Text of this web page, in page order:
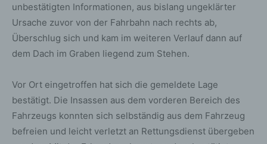
unbestätigten Informationen, aus bislang ungeklärter
Ursache zuvor von der Fahrbahn nach rechts ab,
Überschlug sich und kam im weiteren Verlauf dann auf
dem Dach im Graben liegend zum Stehen.
Vor Ort eingetroffen hat sich die gemeldete Lage
bestätigt. Die Insassen aus dem vorderen Bereich des
Fahrzeugs konnten sich selbständig aus dem Fahrzeug
befreien und leicht verletzt an Rettungsdienst übergeben